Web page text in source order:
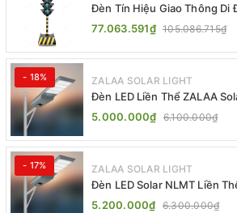
Đèn Tín Hiệu Giao Thông Di
Trời ZALAA ZL-409300C
77.063.591₫ 105.086.715₫
- 18% ZALAA SOLAR LIGHT
Đèn LED Liền Thể ZALAA
TG 20W 25W 30W All In One
5.000.000₫ 6.100.000₫
- 17% ZALAA SOLAR LIGHT
Đèn LED Solar NLMT Liền
One | ZALAA Street Light
5.200.000₫ 6.300.000₫